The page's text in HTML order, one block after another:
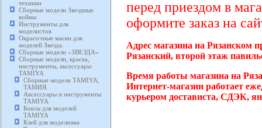
техники
Сборные модели Звездные
войны
Инструменты для
моделистов
Окрасочные маски для
моделей Звезда.
Сборные модели «ЗВЕЗДА»
Сборные модели, краска,
инструменты, аксессуары
TAMIYA
Сборные модели TAMIYA,
ТАМИЯ.
Аксессуары и инструменты
TAMIYA
Боксы для моделей
TAMIYA
Клей для моделизма
перед приездом в
оформите заказ на
Адрес магазина на Рязанском
Рязанский, второй этаж
Время работы магазина на
Интернет-магазин работает
курьером достависта, СДЭК,